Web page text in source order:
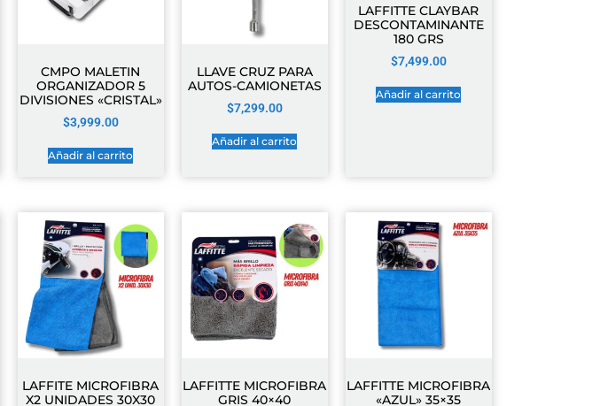
CMPO MALETIN
ORGANIZADOR 5
DIVISIONES «CRISTAL»
$3,999.00
Añadir al carrito
LLAVE CRUZ PARA
AUTOS-CAMIONETAS
$7,299.00
Añadir al carrito
LAFFITTE CLAYBAR
DESCONTAMINANTE
180 GRS
$7,499.00
Añadir al carrito
LAFFITE MICROFIBRA
X2 UNIDADES 30X30
LAFFITTE MICROFIBRA
GRIS 40×40
LAFFITTE MICROFIBRA
«AZUL» 35×35